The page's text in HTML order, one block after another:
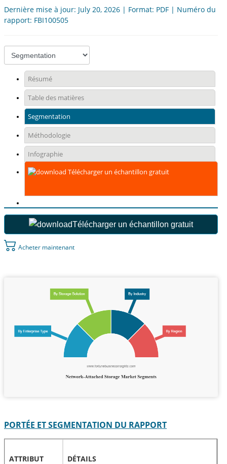
Dernière mise à jour: July 20, 2026 | Format: PDF | Numéro du
rapport: FBI100505
Résumé
Table des matières
Segmentation
Méthodologie
Infographie
Télécharger un échantillon gratuit
Télécharger un échantillon gratuit
Acheter maintenant
PORTÉE ET SEGMENTATION DU RAPPORT
ATTRIBUT DÉTAILS